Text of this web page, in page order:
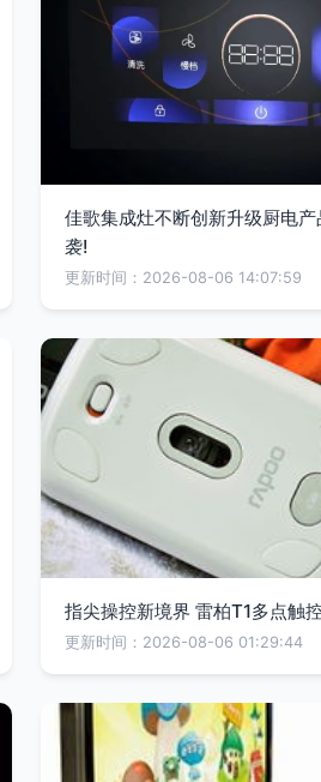
佳歌集成灶不断创新升级厨电
袭!
更新时间：2026-08-06 14:07:59
指尖操控新境界 雷柏T1多点触
更新时间：2026-08-06 01:29:44